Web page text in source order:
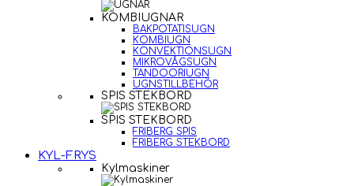
KOMBIUGNAR
BAKPOTATISUGN
KOMBIUGN
KONVEKTIONSUGN
MIKROVÅGSUGN
TANDOORIUGN
UGNSTILLBEHÖR
SPIS STEKBORD
SPIS STEKBORD
FRIBERG SPIS
FRIBERG STEKBORD
KYL-FRYS
Kylmaskiner